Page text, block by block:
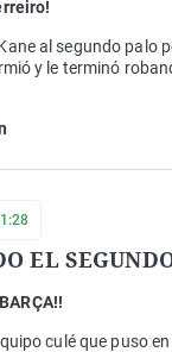
al segundo palo
y le terminó
EL
culé que puso